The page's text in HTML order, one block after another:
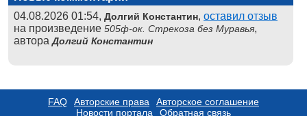
04.08.2026 01:54, Долгий Константин, оставил отзыв
на произведение 505ф-ок. Стрекоза без Муравья,
автораДолгий Константин
FAQ Авторские права
Авторское соглашение
Новости портала
Обратная связь